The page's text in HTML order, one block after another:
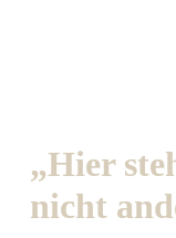
„Hier
nicht